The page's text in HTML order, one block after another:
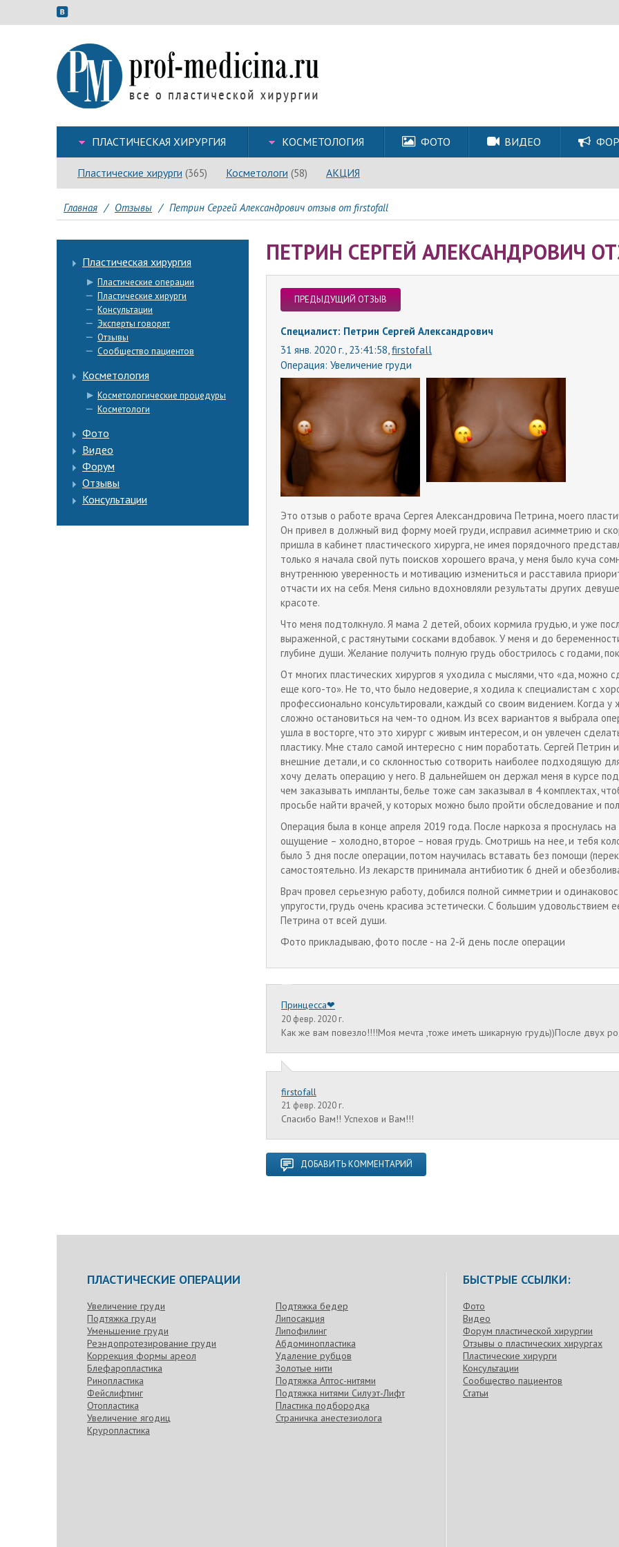
ПЛАСТИЧЕСКАЯ ХИРУРГИЯ КОСМЕТОЛОГИЯ ФОТО ВИДЕО
Пластические хирурги (365) Косметологи (58) АКЦИЯ
Главная / Отзывы / Петрин Сергей Александрович отзыв от firstofall
Пластическая хирургия
Пластические операции
Пластические хирурги
Консультации
Эксперты говорят
Отзывы
Сообщество пациентов
Косметология
Косметологические процедуры
Косметологи
Фото
Видео
Форум
Отзывы
Консультации
ПЕТРИН СЕРГЕЙ АЛЕКСАНДРОВИЧ
ПРЕДЫДУЩИЙ ОТЗЫВ
Специалист: Петрин Сергей Александрович
31 янв. 2020 г., 23:41:58, firstofall
Операция: Увеличение груди
Это отзыв о работе врача Сергея Александровича Петрина, моего
Он привел в должный вид форму моей груди, исправил асимметрию и
пришла в кабинет пластического хирурга, не имея порядочного
только я начала свой путь поисков хорошего врача, у меня было куча
внутреннюю уверенность и мотивацию измениться и расставила
отчасти их на себя. Меня сильно вдохновляли результаты других
красоте.
Что меня подтолкнуло. Я мама 2 детей, обоих кормила грудью, и уже
выраженной, с растянутыми сосками вдобавок. У меня и до
глубине души. Желание получить полную грудь обострилось с годами,
От многих пластических хирургов я уходила с мыслями, что «да, можно
еще кого-то». Не то, что было недоверие, я ходила к специалистам с
профессионально консультировали, каждый со своим видением. Когда
сложно остановиться на чем-то одном. Из всех вариантов я выбрала
ушла в восторге, что это хирург с живым интересом, и он увлечен
пластику. Мне стало самой интересно с ним поработать. Сергей Петрин
внешние детали, и со склонностью сотворить наиболее подходящую
хочу делать операцию у него. В дальнейшем он держал меня в курсе
чем заказывать импланты, белье тоже сам заказывал в 4 комплектах,
просьбе найти врачей, у которых можно было пройти обследование и
Операция была в конце апреля 2019 года. После наркоза я проснулась
ощущение – холодно, второе – новая грудь. Смотришь на нее, и тебя
было 3 дня после операции, потом научилась вставать без помощи
самостоятельно. Из лекарств принимала антибиотик 6 дней и
Врач провел серьезную работу, добился полной симметрии и
упругости, грудь очень красива эстетически. С большим
Петрина от всей души.
Фото прикладываю, фото после - на 2-й день после операции
Принцесса❤
20 февр. 2020 г.
Как же вам повезло!!!!Моя мечта ,тоже иметь шикарную грудь))После двух
firstofall
21 февр. 2020 г.
Спасибо Вам!! Успехов и Вам!!!
ДОБАВИТЬ КОММЕНТАРИЙ
ПЛАСТИЧЕСКИЕ ОПЕРАЦИИ
Увеличение груди
Подтяжка груди
Уменьшение груди
Реэндопротезирование груди
Коррекция формы ареол
Блефаропластика
Ринопластика
Фейслифтинг
Отопластика
Увеличение ягодиц
Круропластика
Подтяжка бедер
Липосакция
Липофилинг
Абдоминопластика
Удаление рубцов
Золотые нити
Подтяжка Аптос-нитями
Подтяжка нитями Силуэт-Лифт
Пластика подбородка
Страничка анестезиолога
БЫСТРЫЕ ССЫЛКИ:
Фото
Видео
Форум пластической хирургии
Отзывы о пластических хирургах
Пластические хирурги
Консультации
Сообщество пациентов
Статьи